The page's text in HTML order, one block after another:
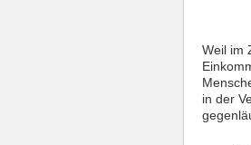
Weil im
in der